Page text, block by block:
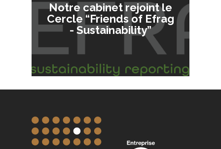
Notre cabinet rejoint le
Cercle “Friends of Efrag
- Sustainability”